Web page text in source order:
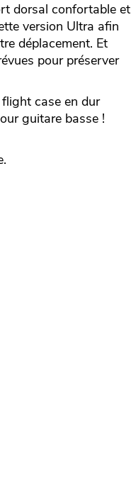
dorsal confortable et
version Ultra afin
déplacement. Et
pour préserver
case en dur
guitare basse !